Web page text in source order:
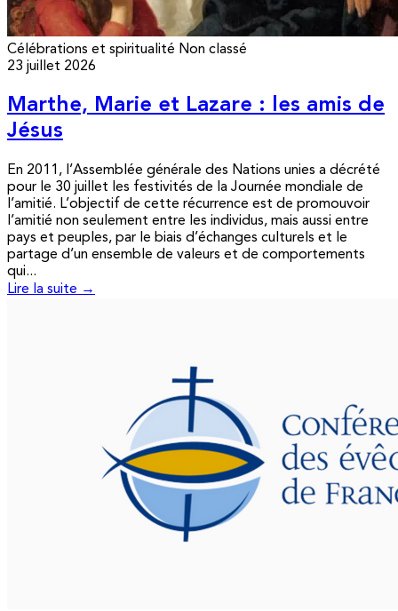
Célébrations et spiritualité Non classé
23 juillet 2026
Marthe, Marie et Lazare : les amis de
Jésus
En 2011, l’Assemblée générale des Nations unies a décrété
pour le 30 juillet les festivités de la Journée mondiale de
l’amitié. L’objectif de cette récurrence est de promouvoir
l’amitié non seulement entre les individus, mais aussi entre
pays et peuples, par le biais d’échanges culturels et le
partage d’un ensemble de valeurs et de comportements
qui...
Lire la suite →